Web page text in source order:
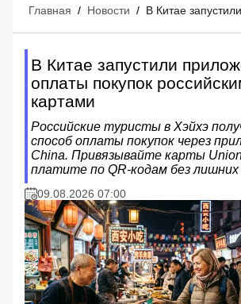
Главная / Новости /
В Китае запустили
оплаты покупок
картами
Российские туристы в Хэйхэ
способ оплаты покупок через
China. Привязывайте карты
платите по QR-кодам без
09.08.2026 07:00